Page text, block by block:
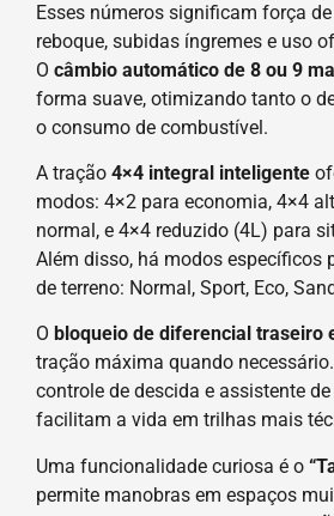
Esses números significam força
reboque, subidas íngremes e uso
O câmbio automático de 8 ou 9
forma suave, otimizando tanto o
o consumo de combustível.
A tração 4×4 integral inteligente
modos: 4×2 para economia, 4×4
normal, e 4×4 reduzido (4L) para
Além disso, há modos específicos
de terreno: Normal, Sport, Eco,
O bloqueio de diferencial traseiro
tração máxima quando
controle de descida e assistente
facilitam a vida em trilhas mais
Uma funcionalidade curiosa é o
permite manobras em espaços